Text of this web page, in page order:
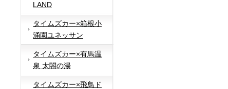
LAND
タイムズカー×箱根小
涌園ユネッサン
タイムズカー×有馬温
泉 太閤の湯
タイムズカー×飛鳥ド